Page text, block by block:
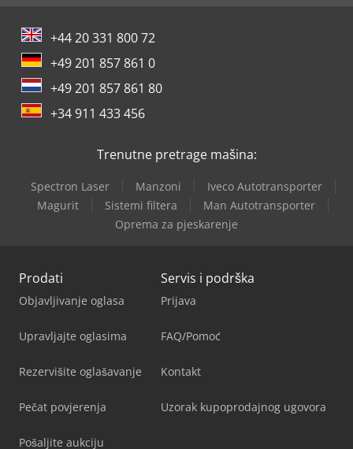
+44 20 331 800 72
+49 201 857 861 0
+49 201 857 861 80
+34 911 433 456
Trenutne pretrage mašina:
Spectron Laser Manzoni
Iveco Autotransporter
Magurit
Sistemi filtera
Man Autotransporter
Oprema za pjeskarenje
Prodati
Objavljivanje oglasa
Upravljajte oglasima
Rezervišite oglašavanje
Pečat povjerenja
Pošaljite aukciju
Servis i podrška
Prijava
FAQ/Pomoć
Kontakt
Uzorak kupoprodajnog ugovora